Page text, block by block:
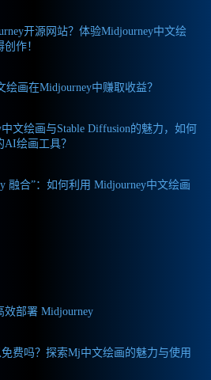
开源网站？体验Midjourney中文绘
作！
画在Midjourney中赚取收益？
文绘画与Stable Diffusion的魅力，如何
绘画工具？
融合”：如何利用 Midjourney中文绘画
效部署 Midjourney
费吗？探索Mj中文绘画的魅力与使用